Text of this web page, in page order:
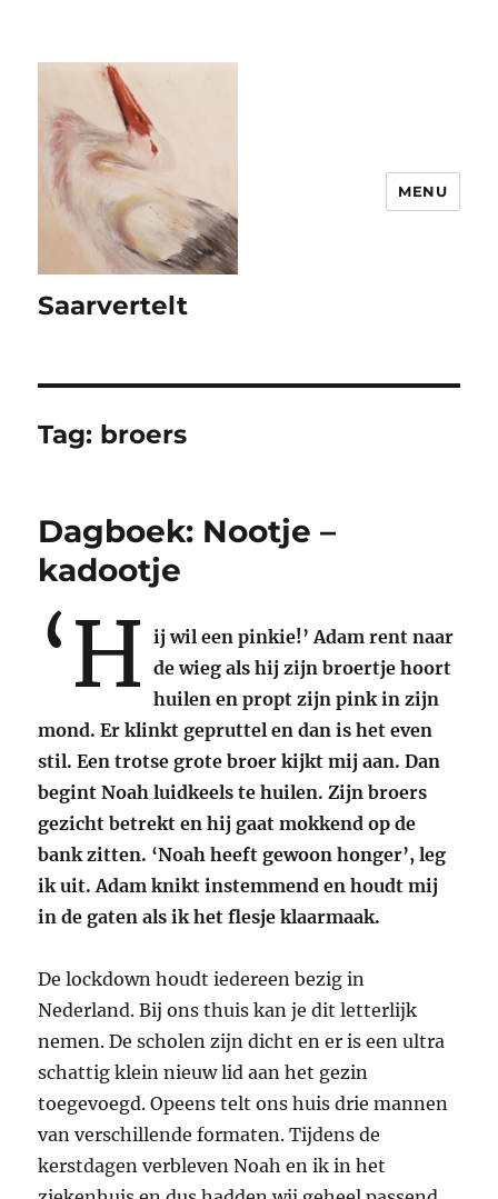
Saarvertelt
MENU
Tag: broers
Dagboek: Nootje –
kadootje
‘H ij wil een pinkie!’ Adam rent naar
de wieg als hij zijn broertje hoort
huilen en propt zijn pink in zijn
mond. Er klinkt gepruttel en dan is het even
stil. Een trotse grote broer kijkt mij aan. Dan
begint Noah luidkeels te huilen. Zijn broers
gezicht betrekt en hij gaat mokkend op de
bank zitten. ‘Noah heeft gewoon honger’, leg
ik uit. Adam knikt instemmend en houdt mij
in de gaten als ik het flesje klaarmaak.
De lockdown houdt iedereen bezig in
Nederland. Bij ons thuis kan je dit letterlijk
nemen. De scholen zijn dicht en er is een ultra
schattig klein nieuw lid aan het gezin
toegevoegd. Opeens telt ons huis drie mannen
van verschillende formaten. Tijdens de
kerstdagen verbleven Noah en ik in het